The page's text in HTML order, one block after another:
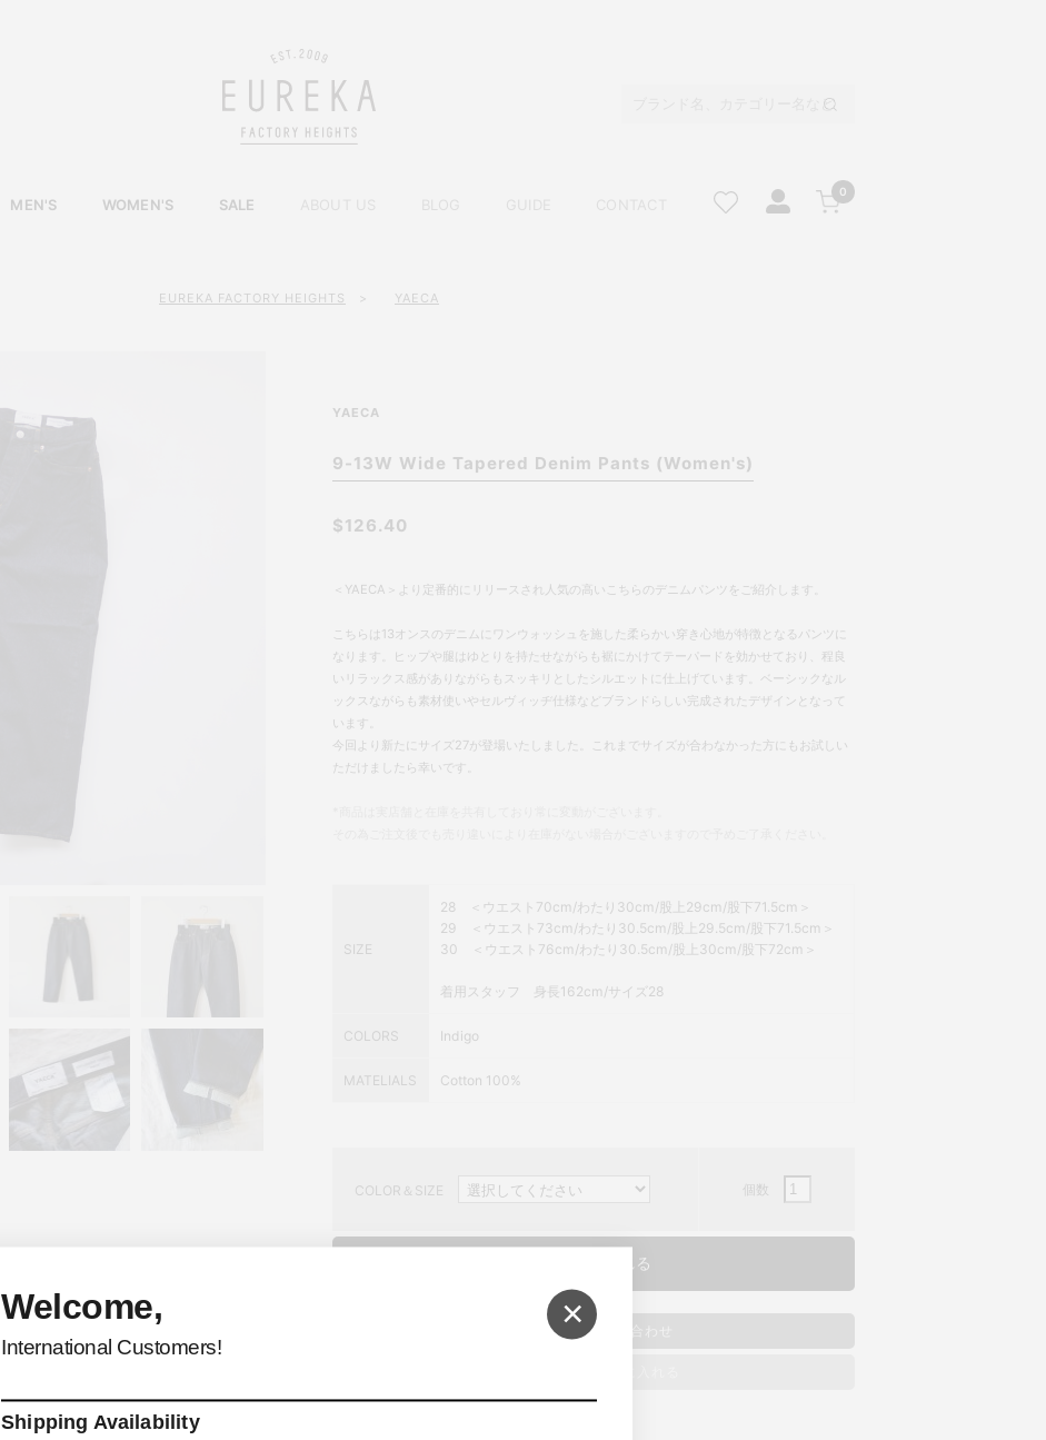
×
Welcome,
International Customers!
Shipping Availability
MEN'S WOMEN'S SALE
0
EUREKA FACTORY HEIGHTS > YAECA
YAECA
9-13W Wide Tapered Denim Pants (Women's)
$126.40
＜YAECA＞より定番的にリリースされ人気の高いこちらのデニムパンツをご紹介します。
こちらは13オンスのデニムにワンウォッシュを施した柔らかい穿き心地が特徴となるパンツに
なります。ヒップや腿はゆとりを持たせながらも裾にかけてテーパードを効かせており、程良
いリラックス感がありながらもスッキリとしたシルエットに仕上げています。ベーシックなル
ックスながらも素材使いやセルヴィッヂ仕様などブランドらしい完成されたデザインとなって
います。
今回より新たにサイズ27が登場いたしました。これまでサイズが合わなかった方にもお試しい
ただけましたら幸いです。
SIZE
28 ＜ウエスト70cm/わたり30cm/股上29cm/股下71.5cm＞
29 ＜ウエスト73cm/わたり30.5cm/股上29.5cm/股下71.5cm＞
30 ＜ウエスト76cm/わたり30.5cm/股上30cm/股下72cm＞
着用スタッフ 身長162cm/サイズ28
COLORS Indigo
MATELIALS Cotton 100%
COLOR＆SIZE 個数
この商品のお問い合わせ